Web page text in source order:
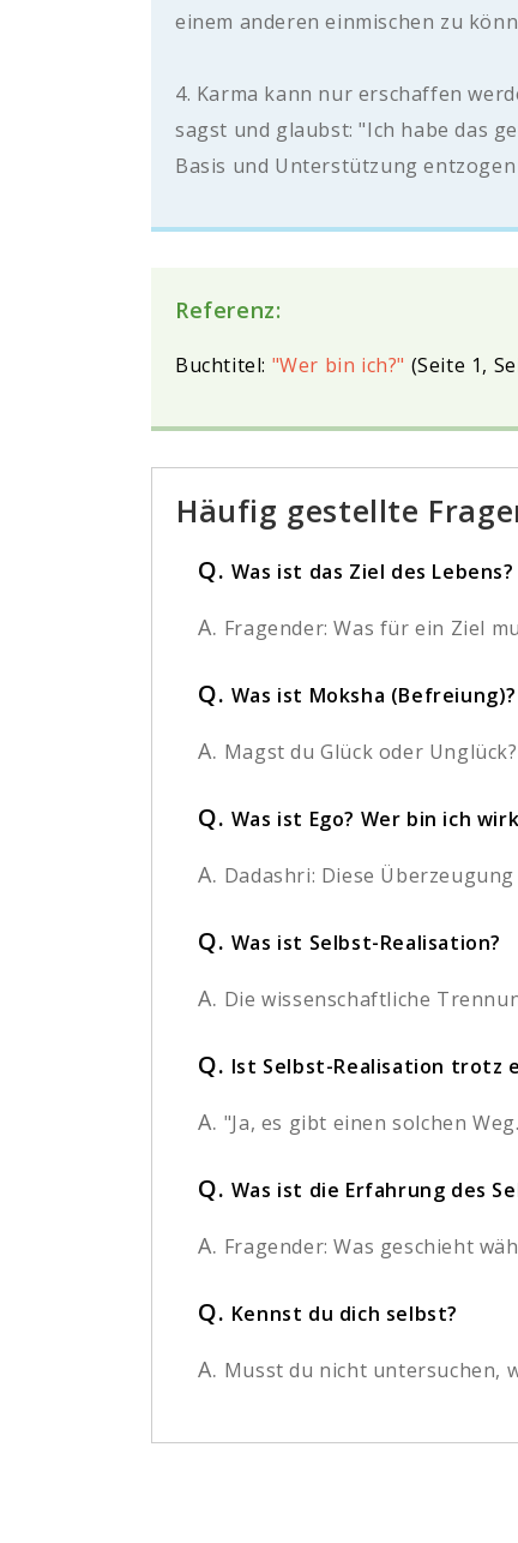
einem anderen einmischen zu
4. Karma kann nur erschaffen
sagst und glaubst: "Ich habe das
Basis und Unterstützung
Referenz:
Buchtitel: "Wer bin ich?" (Seite 1,
Häufig gestellte
Q. Was ist das Ziel des Lebens?
A. Fragender: Was für ein Ziel
Q. Was ist Moksha
A. Magst du Glück oder
Q. Was ist Ego? Wer bin ich
A. Dadashri: Diese
Q. Was ist Selbst-Realisation?
A. Die wissenschaftliche
Q. Ist Selbst-Realisation trotz
A. "Ja, es gibt einen solchen
Q. Was ist die Erfahrung des
A. Fragender: Was geschieht
Q. Kennst du dich selbst?
A. Musst du nicht untersuchen,